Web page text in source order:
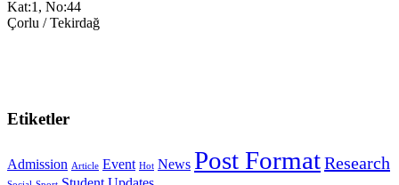
Kat:1, No:44
Çorlu / Tekirdağ
Etiketler
Admission Article Event Hot News Post FormatResearch